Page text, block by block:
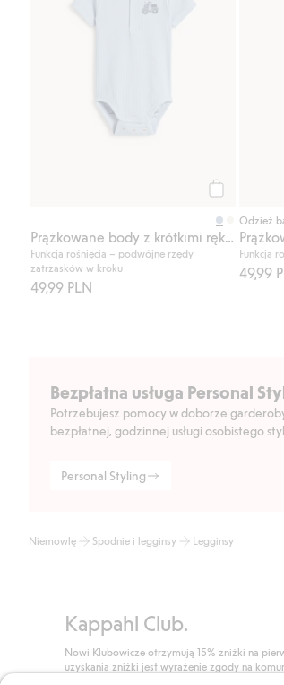
Prążkowane body z krótkimi rękawami
Funkcja rośnięcia – podwójne rzędy
zatrzasków w kroku
49,99 PLN
Odzież
Funkcja
49,99
Bezpłatna usługa Personal
Potrzebujesz pomocy w doborze
bezpłatnej, godzinnej usługi osobistego
Personal Styling
Niemowlę Spodnie i legginsy Legginsy
Kappahl Club.
Nowi Klubowicze otrzymują 15% zniżki na
uzyskania zniżki jest wyrażenie zgody na